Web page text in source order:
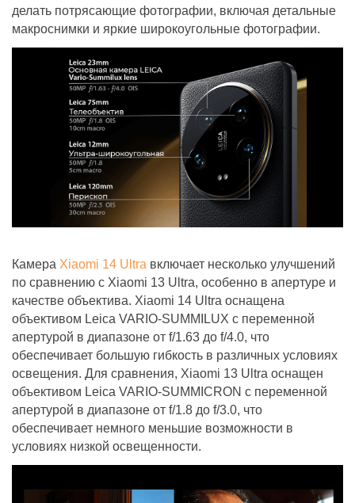
делать потрясающие фотографии, включая детальные
макроснимки и яркие широкоугольные фотографии.
Камера Xiaomi 14 Ultra включает несколько улучшений
по сравнению с Xiaomi 13 Ultra, особенно в апертуре и
качестве объектива. Xiaomi 14 Ultra оснащена
объективом Leica VARIO-SUMMILUX с переменной
апертурой в диапазоне от f/1.63 до f/4.0, что
обеспечивает большую гибкость в различных условиях
освещения. Для сравнения, Xiaomi 13 Ultra оснащен
объективом Leica VARIO-SUMMICRON с переменной
апертурой в диапазоне от f/1.8 до f/3.0, что
обеспечивает немного меньшие возможности в
условиях низкой освещенности.